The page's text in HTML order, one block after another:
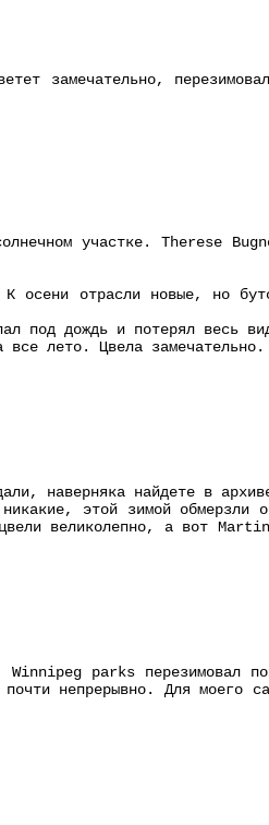
замечательно,
участке. Therese
осени отрасли новые, но
под дождь и потерял весь
лето. Цвела замечательно.
наверняка найдете в
этой зимой обмерзли
великолепно, а вот
parks перезимовал
непрерывно. Для моего